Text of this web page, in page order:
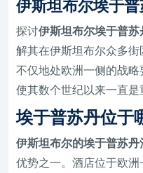
伊斯坦布尔埃于
探讨伊斯坦布尔埃于普
解其在伊斯坦布尔众多
不仅地处欧洲一侧的战略
使其数个世纪以来一直是
埃于普苏丹位于
伊斯坦布尔的埃于普苏丹
优势之一。酒店位于欧